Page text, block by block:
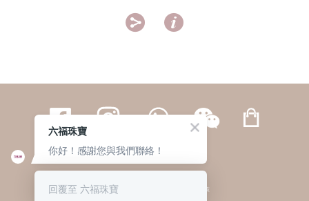
 
繁體 | 簡体
© 六福集團 版權所有 不得轉載 私隱政策
六福珠寶
你好！感謝您與我們聯絡！
回覆至 六福珠寶